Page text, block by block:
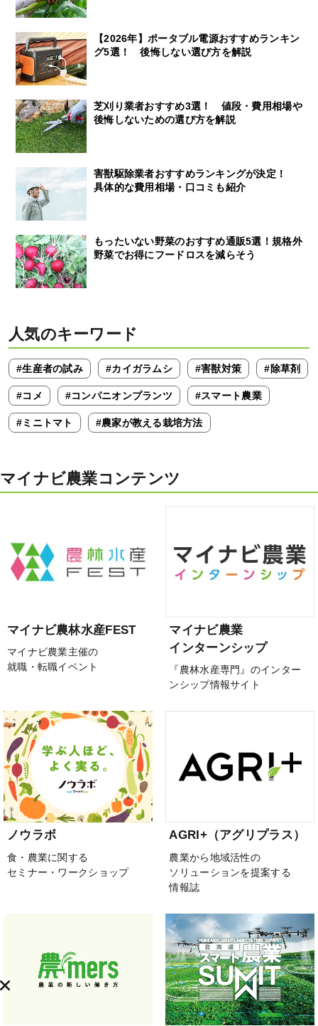
【2026年】ポータブル電源おすすめランキン
グ5選！ 後悔しない選び方を解説
芝刈り業者おすすめ3選！ 値段・費用相場や
後悔しないための選び方を解説
害獣駆除業者おすすめランキングが決定！
具体的な費用相場・口コミも紹介
もったいない野菜のおすすめ通販5選！規格外
野菜でお得にフードロスを減らそう
人気のキーワード
#生産者の試み #カイガラムシ #害獣対策 #除草剤
#コメ #コンパニオンプランツ #スマート農業
#ミニトマト #農家が教える栽培方法
マイナビ農業コンテンツ
マイナビ農林水産FEST
マイナビ農業主催の
就職・転職イベント
マイナビ農業
インターンシップ
『農林水産専門』のインター
ンシップ情報サイト
ノウラボ
食・農業に関する
セミナー・ワークショップ
AGRI+（アグリプラス）
農業から地域活性の
ソリューションを提案する
情報誌